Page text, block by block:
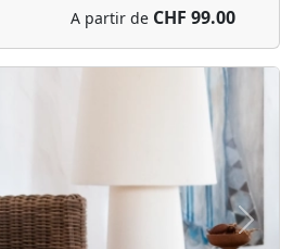
A partir de CHF 99.00
Next